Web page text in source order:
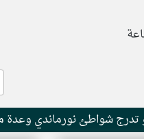
تدرج شواطئ نورماندي وعدة